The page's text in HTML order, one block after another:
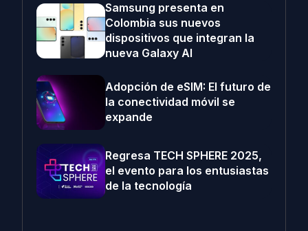
Samsung presenta en
Colombia sus nuevos
dispositivos que integran la
nueva Galaxy AI
Adopción de eSIM: El futuro de
la conectividad móvil se
expande
Regresa TECH SPHERE 2025,
el evento para los entusiastas
de la tecnología